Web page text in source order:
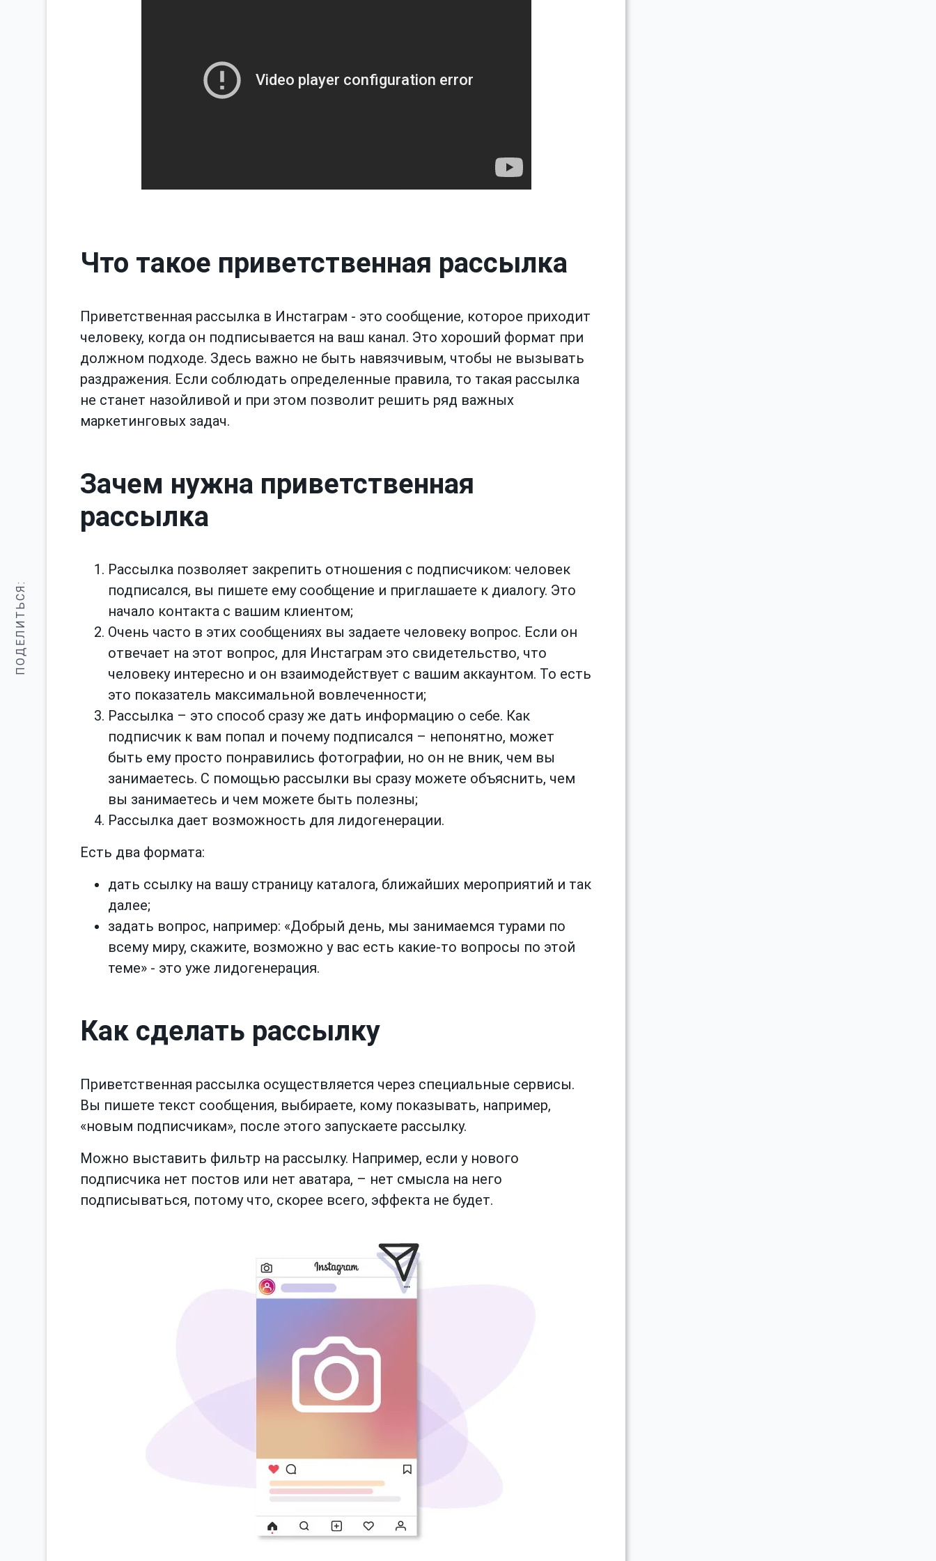
ПОДЕЛИТЬСЯ:
Что такое приветственная рассылка
Приветственная рассылка в Инстаграм - это сообщение, которое приходит
человеку, когда он подписывается на ваш канал. Это хороший формат при
должном подходе. Здесь важно не быть навязчивым, чтобы не вызывать
раздражения. Если соблюдать определенные правила, то такая рассылка
не станет назойливой и при этом позволит решить ряд важных
маркетинговых задач.
Зачем нужна приветственная
рассылка
Рассылка позволяет закрепить отношения с подписчиком: человек
подписался, вы пишете ему сообщение и приглашаете к диалогу. Это
начало контакта с вашим клиентом;
Очень часто в этих сообщениях вы задаете человеку вопрос. Если он
отвечает на этот вопрос, для Инстаграм это свидетельство, что
человеку интересно и он взаимодействует с вашим аккаунтом. То есть
это показатель максимальной вовлеченности;
Рассылка – это способ сразу же дать информацию о себе. Как
подписчик к вам попал и почему подписался – непонятно, может
быть ему просто понравились фотографии, но он не вник, чем вы
занимаетесь. С помощью рассылки вы сразу можете объяснить, чем
вы занимаетесь и чем можете быть полезны;
Рассылка дает возможность для лидогенерации.
Есть два формата:
дать ссылку на вашу страницу каталога, ближайших мероприятий и так
далее;
задать вопрос, например: «Добрый день, мы занимаемся турами по
всему миру, скажите, возможно у вас есть какие-то вопросы по этой
теме» - это уже лидогенерация.
Как сделать рассылку
Приветственная рассылка осуществляется через специальные сервисы.
Вы пишете текст сообщения, выбираете, кому показывать, например,
«новым подписчикам», после этого запускаете рассылку.
Можно выставить фильтр на рассылку. Например, если у нового
подписчика нет постов или нет аватара, – нет смысла на него
подписываться, потому что, скорее всего, эффекта не будет.